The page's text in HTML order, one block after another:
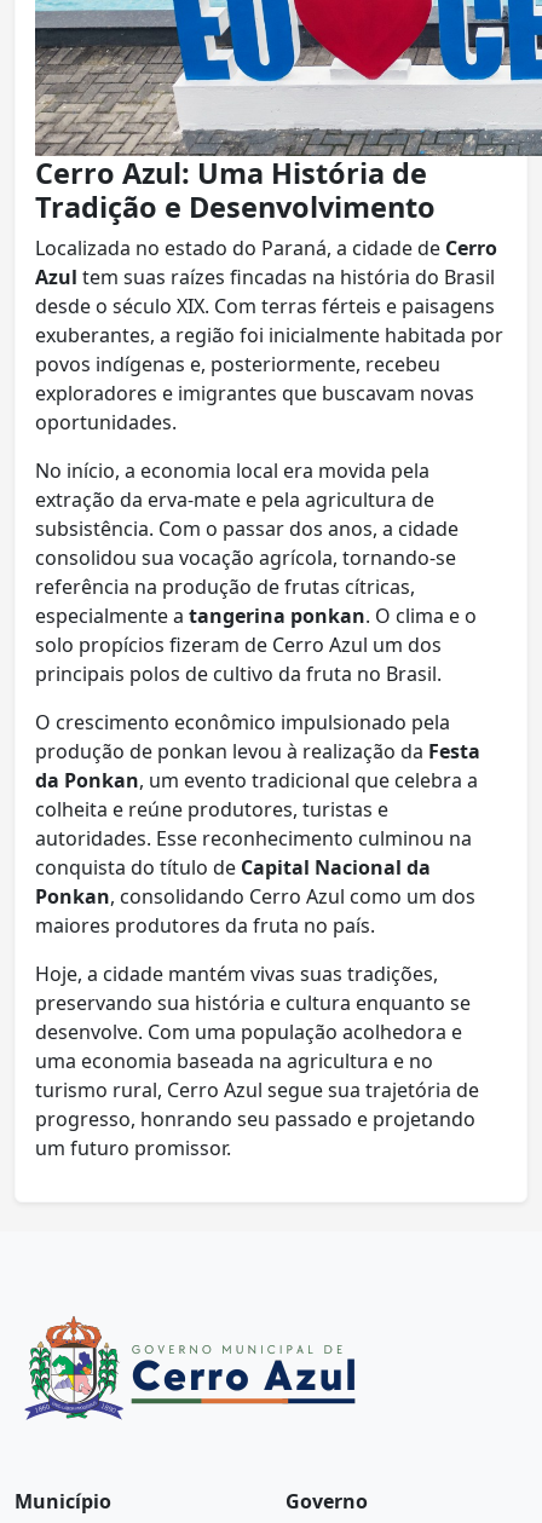
Cerro Azul: Uma História de
Tradição e Desenvolvimento
Localizada no estado do Paraná, a cidade de Cerro
Azul tem suas raízes fincadas na história do Brasil
desde o século XIX. Com terras férteis e paisagens
exuberantes, a região foi inicialmente habitada por
povos indígenas e, posteriormente, recebeu
exploradores e imigrantes que buscavam novas
oportunidades.
No início, a economia local era movida pela
extração da erva-mate e pela agricultura de
subsistência. Com o passar dos anos, a cidade
consolidou sua vocação agrícola, tornando-se
referência na produção de frutas cítricas,
especialmente a tangerina ponkan. O clima e o
solo propícios fizeram de Cerro Azul um dos
principais polos de cultivo da fruta no Brasil.
O crescimento econômico impulsionado pela
produção de ponkan levou à realização da Festa
da Ponkan, um evento tradicional que celebra a
colheita e reúne produtores, turistas e
autoridades. Esse reconhecimento culminou na
conquista do título de Capital Nacional da
Ponkan, consolidando Cerro Azul como um dos
maiores produtores da fruta no país.
Hoje, a cidade mantém vivas suas tradições,
preservando sua história e cultura enquanto se
desenvolve. Com uma população acolhedora e
uma economia baseada na agricultura e no
turismo rural, Cerro Azul segue sua trajetória de
progresso, honrando seu passado e projetando
um futuro promissor.
Município
Governo